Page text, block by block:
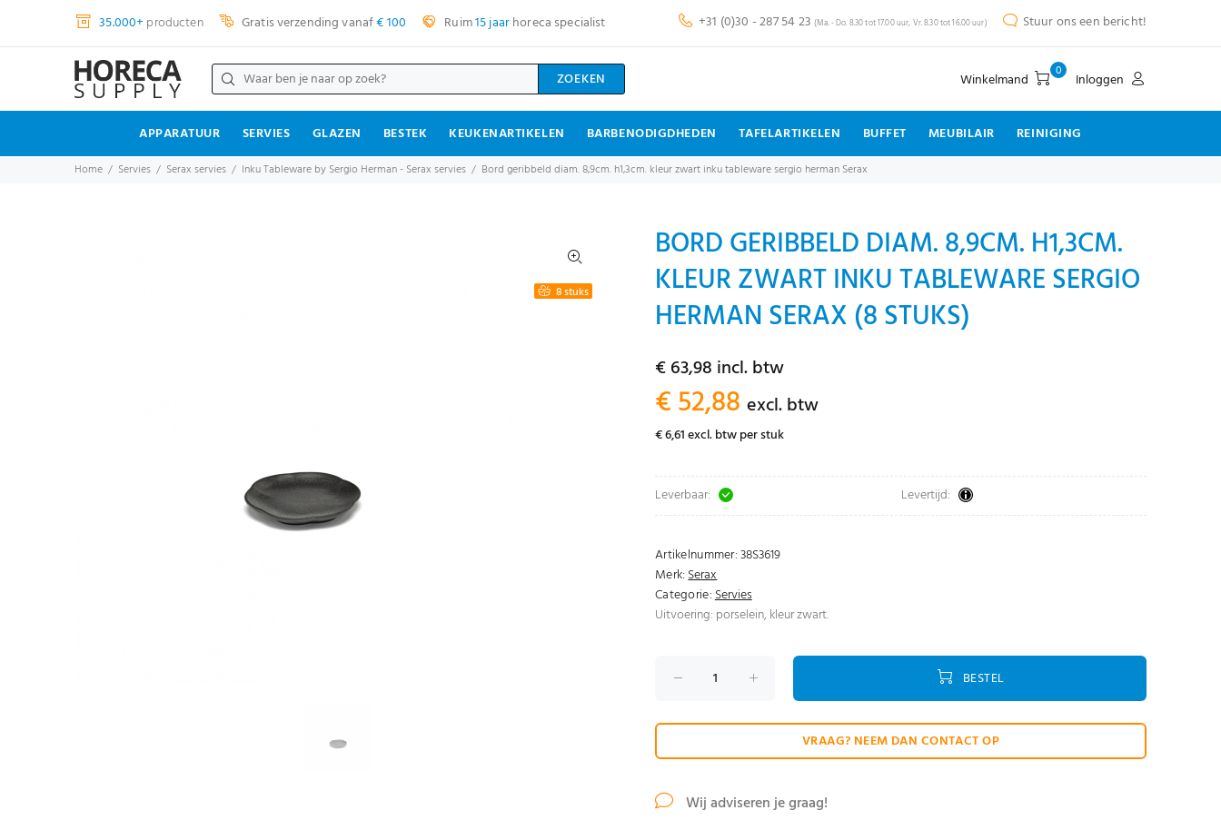
35.000+ producten Gratis verzending vanaf€ 100 Ruim15 jaarhoreca specialist +31 (0)30 - 287 54 23 (Ma. - Do. 8.30 tot 17.00 uur, Vr. 8.30 tot 16.00 uur) Stuur ons een bericht!
ZOEKEN Winkelmand 0 Inloggen
APPARATUUR SERVIES GLAZEN BESTEK KEUKENARTIKELEN BARBENODIGDHEDEN TAFELARTIKELEN BUFFET MEUBILAIR REINIGING
Home Servies Serax servies Inku Tableware by Sergio Herman - Serax servies Bord geribbeld diam. 8,9cm. h1,3cm. kleur zwart inku tableware sergio herman Serax
8 stuks
BORD GERIBBELD DIAM. 8,9CM. H1,3CM.
KLEUR ZWART INKU TABLEWARE SERGIO
HERMAN SERAX (8 STUKS)
€ 63,98 incl. btw
€ 52,88 excl. btw
€ 6,61 excl. btw per stuk
Leverbaar: Levertijd:
Artikelnummer:38S3619
Merk:Serax
Categorie:Servies
Uitvoering: porselein, kleur zwart.
BESTEL
VRAAG? NEEM DAN CONTACT OP
Wij adviseren je graag!